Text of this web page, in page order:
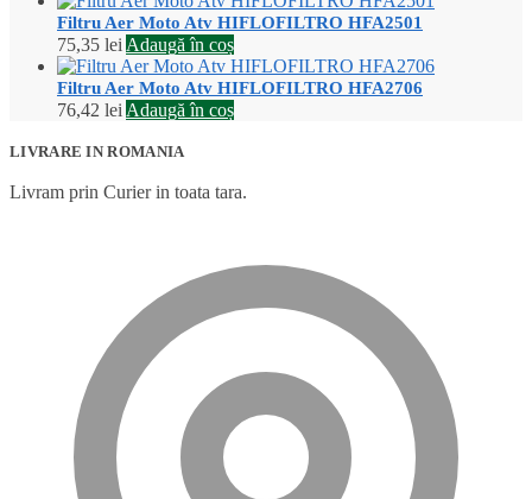
Filtru Aer Moto Atv HIFLOFILTRO HFA2501
75,35 lei Adaugă în coș
Filtru Aer Moto Atv HIFLOFILTRO HFA2706
76,42 lei Adaugă în coș
LIVRARE IN ROMANIA
Livram prin Curier in toata tara.